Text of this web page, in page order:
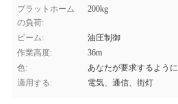
プラットホーム
の負荷:
200kg
ビーム:
油圧制御
作業高度:
36m
色:
あなたが要求するように
適用する:
電気、通信、街灯